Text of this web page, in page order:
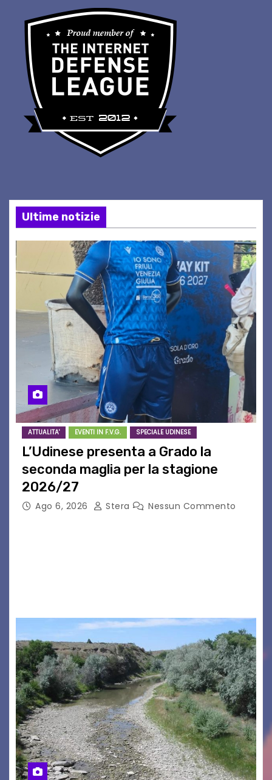
Ultime notizie
ATTUALITA' EVENTI IN F.V.G. SPECIALE UDINESE
L’Udinese presenta a Grado la
seconda maglia per la stagione
2026/27
Ago 6, 2026 Stera Nessun Commento